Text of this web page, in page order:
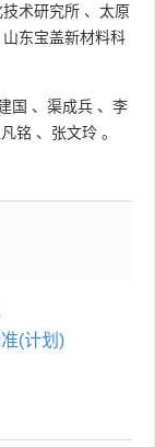
术研究所 、 太原
山东宝盖新材料科
国 、 渠成兵 、 李
铭 、 张文玲 。
(计划)